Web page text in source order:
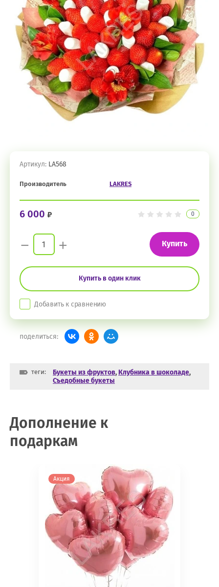
Артикул: LA568
Производитель LAKRES
6 000 0
− + Купить
Купить в один клик
Добавить к сравнению
поделиться:
теги: Букеты из фруктов, Клубника в шоколаде,
Съедобные букеты
Дополнение к
подаркам
Акция